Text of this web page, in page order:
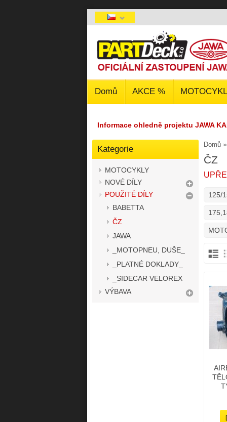
Domů AKCE %
Informace ohledně projektu JAWA
Kategorie
MOTOCYKLY
NOVÉ DÍLY
POUŽITÉ DÍLY
BABETTA
ČZ
JAWA
_MOTOPNEU, DUŠE_
_PLATNÉ DOKLADY_
_SIDECAR VELOREX
VÝBAVA
Domů
ČZ
125/